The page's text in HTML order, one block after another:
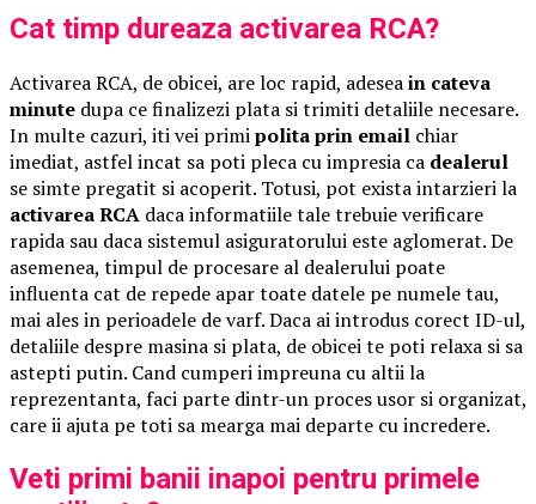
Cat timp dureaza activarea RCA?
Activarea RCA, de obicei, are loc rapid, adeseain cateva
minute dupa ce finalizezi plata si trimiti detaliile necesare.
In multe cazuri, iti vei primipolita prin email chiar
imediat, astfel incat sa poti pleca cu impresia ca dealerul
se simte pregatit si acoperit. Totusi, pot exista intarzieri la
activarea RCA daca informatiile tale trebuie verificare
rapida sau daca sistemul asiguratorului este aglomerat. De
asemenea, timpul de procesare al dealerului poate
influenta cat de repede apar toate datele pe numele tau,
mai ales in perioadele de varf. Daca ai introdus corect ID-ul,
detaliile despre masina si plata, de obicei te poti relaxa si sa
astepti putin. Cand cumperi impreuna cu altii la
reprezentanta, faci parte dintr-un proces usor si organizat,
care ii ajuta pe toti sa mearga mai departe cu incredere.
Veti primi banii inapoi pentru primele